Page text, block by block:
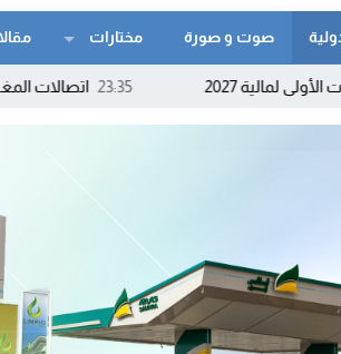
صوت و صورة مختارات
23:35 اتصالات المغرب تنزل إلى